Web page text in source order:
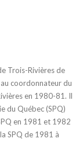
Trois-Rivières de
coordonnateur du
en 1980-81. Il
du Québec (SPQ)
en 1981 et 1982
SPQ de 1981 à